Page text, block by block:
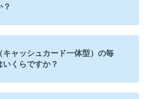
？
キャッシュカード一体型）の毎
いくらですか？